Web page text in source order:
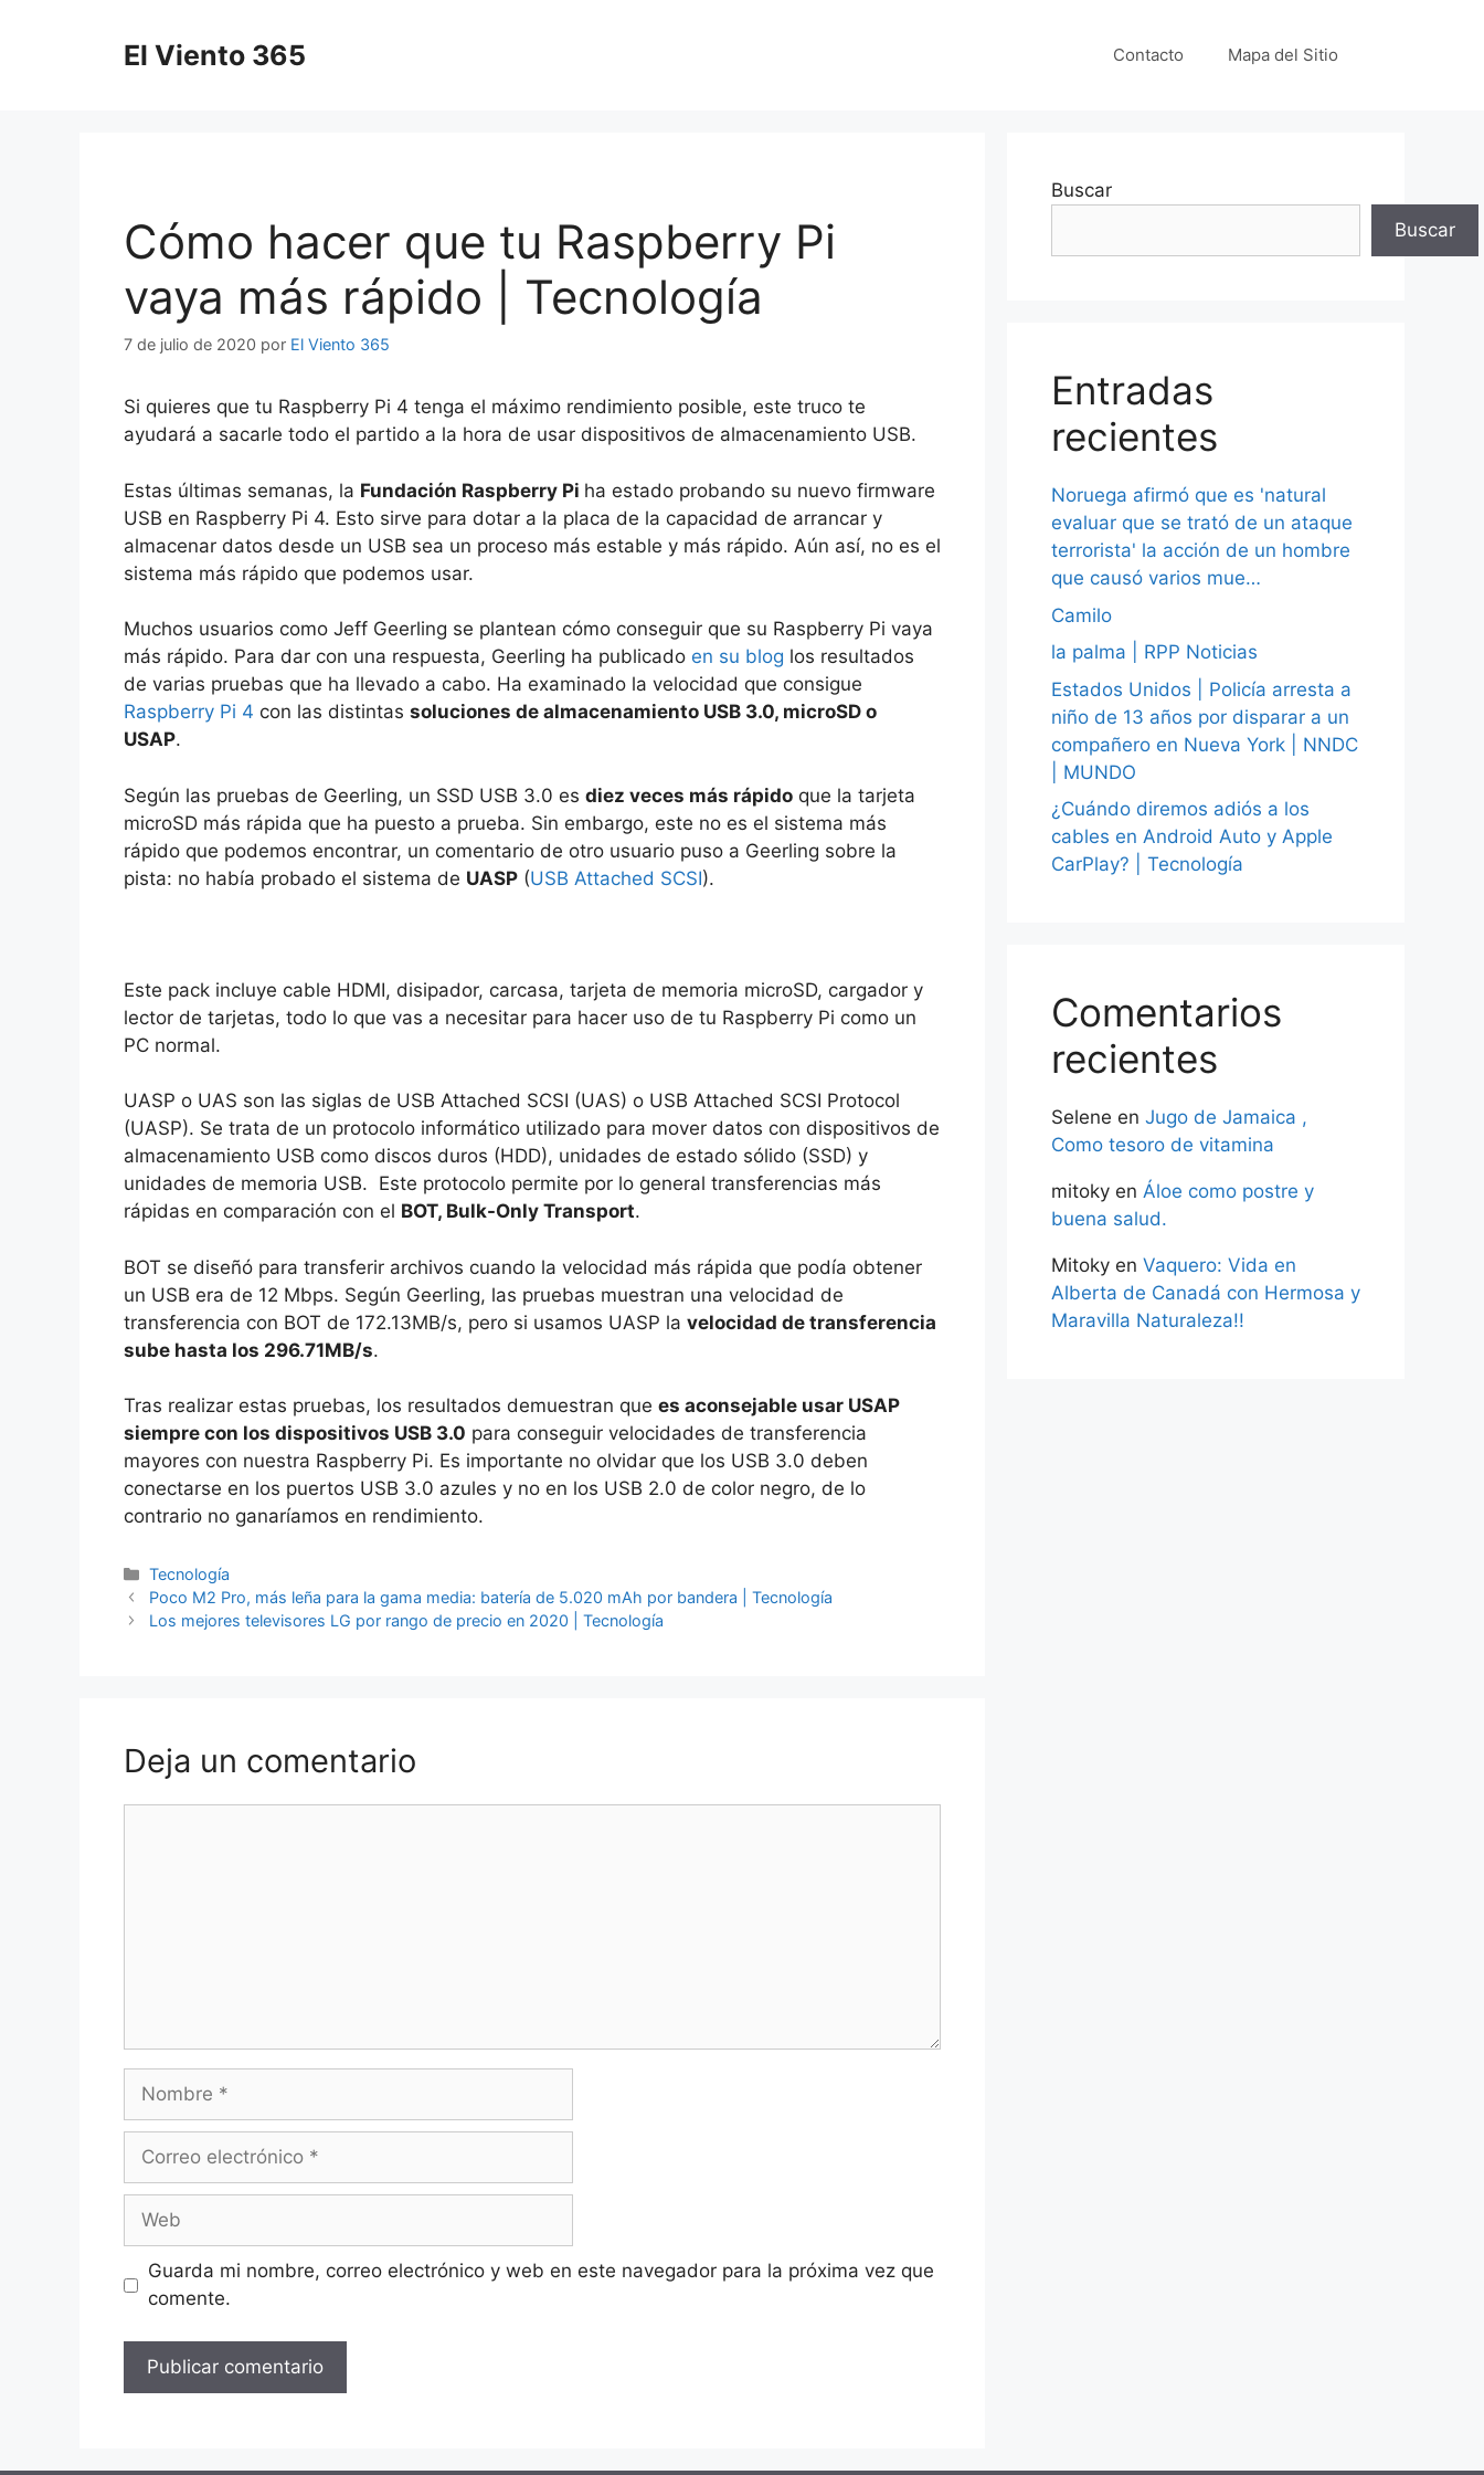
El Viento 365 Contacto Mapa del Sitio
Cómo hacer que tu Raspberry Pi
vaya más rápido | Tecnología
7 de julio de 2020 por El Viento 365
Si quieres que tu Raspberry Pi 4 tenga el máximo rendimiento posible, este truco te
ayudará a sacarle todo el partido a la hora de usar dispositivos de almacenamiento USB.
Estas últimas semanas, la Fundación Raspberry Pi ha estado probando su nuevo firmware
USB en Raspberry Pi 4. Esto sirve para dotar a la placa de la capacidad de arrancar y
almacenar datos desde un USB sea un proceso más estable y más rápido. Aún así, no es el
sistema más rápido que podemos usar.
Muchos usuarios como Jeff Geerling se plantean cómo conseguir que su Raspberry Pi vaya
más rápido. Para dar con una respuesta, Geerling ha publicado en su blog los resultados
de varias pruebas que ha llevado a cabo. Ha examinado la velocidad que consigue
Raspberry Pi 4 con las distintas soluciones de almacenamiento USB 3.0, microSD o
USAP.
Según las pruebas de Geerling, un SSD USB 3.0 es diez veces más rápido que la tarjeta
microSD más rápida que ha puesto a prueba. Sin embargo, este no es el sistema más
rápido que podemos encontrar, un comentario de otro usuario puso a Geerling sobre la
pista: no había probado el sistema de UASP (USB Attached SCSI).
Este pack incluye cable HDMI, disipador, carcasa, tarjeta de memoria microSD, cargador y
lector de tarjetas, todo lo que vas a necesitar para hacer uso de tu Raspberry Pi como un
PC normal.
UASP o UAS son las siglas de USB Attached SCSI (UAS) o USB Attached SCSI Protocol
(UASP). Se trata de un protocolo informático utilizado para mover datos con dispositivos de
almacenamiento USB como discos duros (HDD), unidades de estado sólido (SSD) y
unidades de memoria USB. Este protocolo permite por lo general transferencias más
rápidas en comparación con el BOT, Bulk-Only Transport.
BOT se diseñó para transferir archivos cuando la velocidad más rápida que podía obtener
un USB era de 12 Mbps. Según Geerling, las pruebas muestran una velocidad de
transferencia con BOT de 172.13MB/s, pero si usamos UASP la velocidad de transferencia
sube hasta los 296.71MB/s.
Tras realizar estas pruebas, los resultados demuestran que es aconsejable usar USAP
siempre con los dispositivos USB 3.0 para conseguir velocidades de transferencia
mayores con nuestra Raspberry Pi. Es importante no olvidar que los USB 3.0 deben
conectarse en los puertos USB 3.0 azules y no en los USB 2.0 de color negro, de lo
contrario no ganaríamos en rendimiento.
Categorías
Tecnología
Poco M2 Pro, más leña para la gama media: batería de 5.020 mAh por bandera | Tecnología
Los mejores televisores LG por rango de precio en 2020 | Tecnología
Deja un comentario
Nombre
Correo
Web
Guarda mi nombre, correo electrónico y web en este navegador para la próxima vez que
comente.
Buscar
Buscar
Entradas
recientes
Noruega afirmó que es 'natural
evaluar que se trató de un ataque
terrorista' la acción de un hombre
que causó varios mue…
Camilo
la palma | RPP Noticias
Estados Unidos | Policía arresta a
niño de 13 años por disparar a un
compañero en Nueva York | NNDC
| MUNDO
¿Cuándo diremos adiós a los
cables en Android Auto y Apple
CarPlay? | Tecnología
Comentarios
recientes
Selene en Jugo de Jamaica ,
Como tesoro de vitamina
mitoky en Áloe como postre y
buena salud.
Mitoky en Vaquero: Vida en
Alberta de Canadá con Hermosa y
Maravilla Naturaleza!!